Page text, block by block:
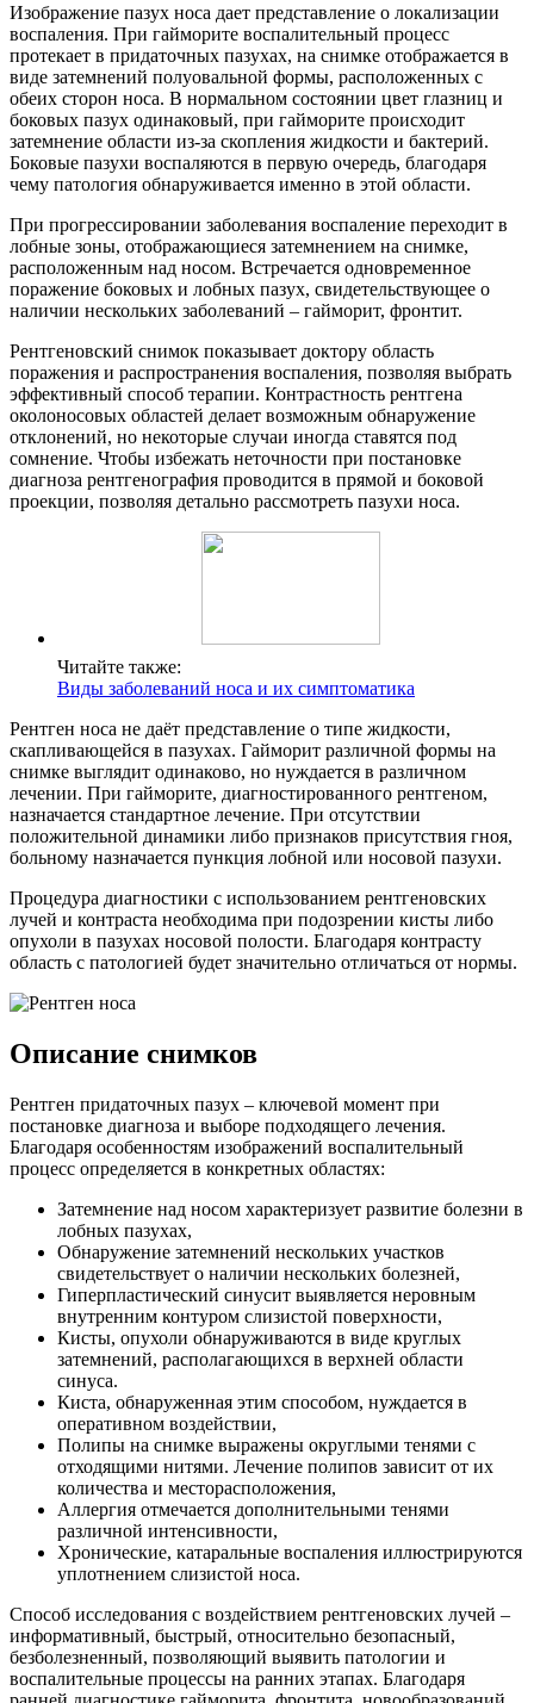
Изображение пазух носа дает представление о локализации
воспаления. При гайморите воспалительный процесс
протекает в придаточных пазухах, на снимке отображается в
виде затемнений полуовальной формы, расположенных с
обеих сторон носа. В нормальном состоянии цвет глазниц и
боковых пазух одинаковый, при гайморите происходит
затемнение области из-за скопления жидкости и бактерий.
Боковые пазухи воспаляются в первую очередь, благодаря
чему патология обнаруживается именно в этой области.
При прогрессировании заболевания воспаление переходит в
лобные зоны, отображающиеся затемнением на снимке,
расположенным над носом. Встречается одновременное
поражение боковых и лобных пазух, свидетельствующее о
наличии нескольких заболеваний – гайморит, фронтит.
Рентгеновский снимок показывает доктору область
поражения и распространения воспаления, позволяя выбрать
эффективный способ терапии. Контрастность рентгена
околоносовых областей делает возможным обнаружение
отклонений, но некоторые случаи иногда ставятся под
сомнение. Чтобы избежать неточности при постановке
диагноза рентгенография проводится в прямой и боковой
проекции, позволяя детально рассмотреть пазухи носа.
Читайте также:
Виды заболеваний носа и их симптоматика
Рентген носа не даёт представление о типе жидкости,
скапливающейся в пазухах. Гайморит различной формы на
снимке выглядит одинаково, но нуждается в различном
лечении. При гайморите, диагностированного рентгеном,
назначается стандартное лечение. При отсутствии
положительной динамики либо признаков присутствия гноя,
больному назначается пункция лобной или носовой пазухи.
Процедура диагностики с использованием рентгеновских
лучей и контраста необходима при подозрении кисты либо
опухоли в пазухах носовой полости. Благодаря контрасту
область с патологией будет значительно отличаться от нормы.
Описание снимков
Рентген придаточных пазух – ключевой момент при
постановке диагноза и выборе подходящего лечения.
Благодаря особенностям изображений воспалительный
процесс определяется в конкретных областях:
Затемнение над носом характеризует развитие болезни в
лобных пазухах,
Обнаружение затемнений нескольких участков
свидетельствует о наличии нескольких болезней,
Гиперпластический синусит выявляется неровным
внутренним контуром слизистой поверхности,
Кисты, опухоли обнаруживаются в виде круглых
затемнений, располагающихся в верхней области
синуса.
Киста, обнаруженная этим способом, нуждается в
оперативном воздействии,
Полипы на снимке выражены округлыми тенями с
отходящими нитями. Лечение полипов зависит от их
количества и месторасположения,
Аллергия отмечается дополнительными тенями
различной интенсивности,
Хронические, катаральные воспаления иллюстрируются
уплотнением слизистой носа.
Способ исследования с воздействием рентгеновских лучей –
информативный, быстрый, относительно безопасный,
безболезненный, позволяющий выявить патологии и
воспалительные процессы на ранних этапах. Благодаря